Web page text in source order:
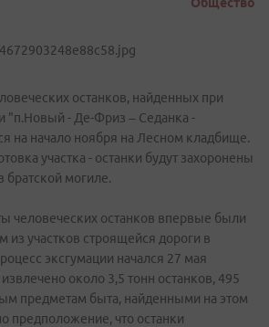
останков, найденных при
"п.Новый - Де-Фриз – Седанка -
на начало ноября на Лесном кладбище.
участка - останки будут захоронены
братской могиле.
человеческих останков впервые были
из участков строящейся дороги в
эксгумации начался 27 мая
около 3,5 тонн останков, 495
предметам быта, найденными на этом
предположение, что останки